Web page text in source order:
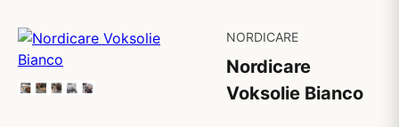
NORDICARE
Nordicare
Voksolie Bianco